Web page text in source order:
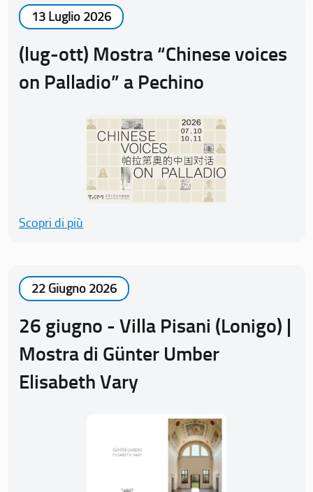
13 Luglio 2026
(lug-ott) Mostra “Chinese voices
on Palladio” a Pechino
Scopri di più
22 Giugno 2026
26 giugno - Villa Pisani (Lonigo) |
Mostra di Günter Umber
Elisabeth Vary